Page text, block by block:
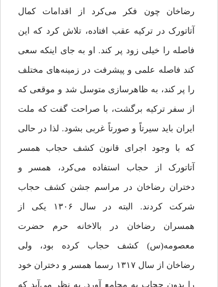
رضاخان چون فکر می‌کرد از اقدامات کمال
آتاتورک در ترکیه عقب افتاده، تلاش کرد که این
فاصله را خیلی زود پر کند. او به جای اینکه سعی
کند فاصله علمی و پیشرفت در زمینه‌های مختلف
را پر کند، به ظاهرسازی متوسل شد و موقعی که
از سفر ترکیه برگشت، با صراحت گفت که ملت
ایران باید سیرتاً و صورتاً غربی بشود. لذا در حالی
که با وجود اجرای قانون کشف حجاب همسر
آتاتورک از حجاب استفاده می‌کرد، همسر و
دختران رضاخان در مراسم جشن کشف حجاب
شرکت کردند. البته در سال ۱۳۰۶ یکی از
همسران رضاخان در بالاخانه حرم حضرت
معصومه(س) کشف حجاب کرده بود، ولی
رضاخان از سال ۱۳۱۷ رسما همسر و دختران خود
را بدون حجاب به مجامع آورد. به نظر می‌آید که